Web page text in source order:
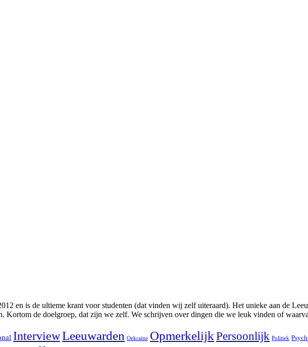
en is de ultieme krant voor studenten (dat vinden wij zelf uiteraard). Het unieke aan de
Kortom de doelgroep, dat zijn we zelf. We schrijven over dingen die we leuk vinden of
InterviewLeeuwarden Oekraïne OpmerkelijkPersoonlijk Politiek